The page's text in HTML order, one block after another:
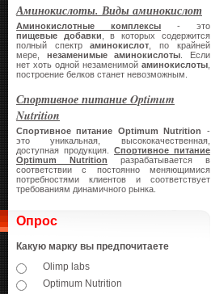
Аминокислоты. Виды аминокислот
Аминокислотные комплексы - это
пищевые добавки , в которых содержится
полный спектраминокислот , по крайней
мере, незаменимые аминокислоты . Если
нет хоть одной незаменимой аминокислоты
построение белков станет невозможным.
Спортивное питание Optimum
Nutrition
Спортивное питание Optimum Nutrition
-
это уникальная, высококачественная,
доступная продукция. Спортивное питание
Optimum Nutrition разрабатывается в
соответствии с постоянно меняющимися
потребностями клиентов и соответствует
требованиям динамичного рынка.
Опрос
Какую марку вы предпочитаете
Olimp labs
Optimum Nutrition